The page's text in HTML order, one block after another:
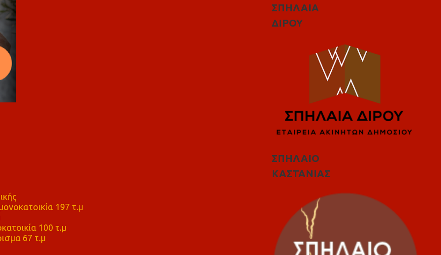
197 τ.μ
100 τ.μ
67 τ.μ
ΣΠΗΛΑΙΑ
ΔΙΡΟΥ
ΣΠΗΛΑΙΟ
ΚΑΣΤΑΝΙΑΣ